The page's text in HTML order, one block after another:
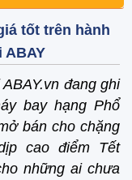
tốt trên hành
ABAY
đang ghi
bay hạng Phổ
bán cho chặng
cao điểm Tết
những ai chưa